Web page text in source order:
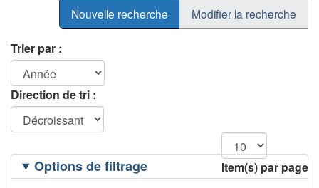
Nouvelle recherche Modifier la recherche
Trier par :
Direction de tri :
Item(s) par page
Filtrage
desOptions de filtrage